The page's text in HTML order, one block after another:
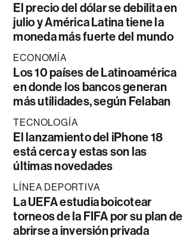
El precio del dólar se debilita en
julio y América Latina tiene la
moneda más fuerte del mundo
ECONOMÍA
Los 10 países de Latinoamérica
en donde los bancos generan
más utilidades, según Felaban
TECNOLOGÍA
El lanzamiento del iPhone 18
está cerca y estas son las
últimas novedades
LÍNEA DEPORTIVA
La UEFA estudia boicotear
torneos de la FIFA por su plan de
abrirse a inversión privada